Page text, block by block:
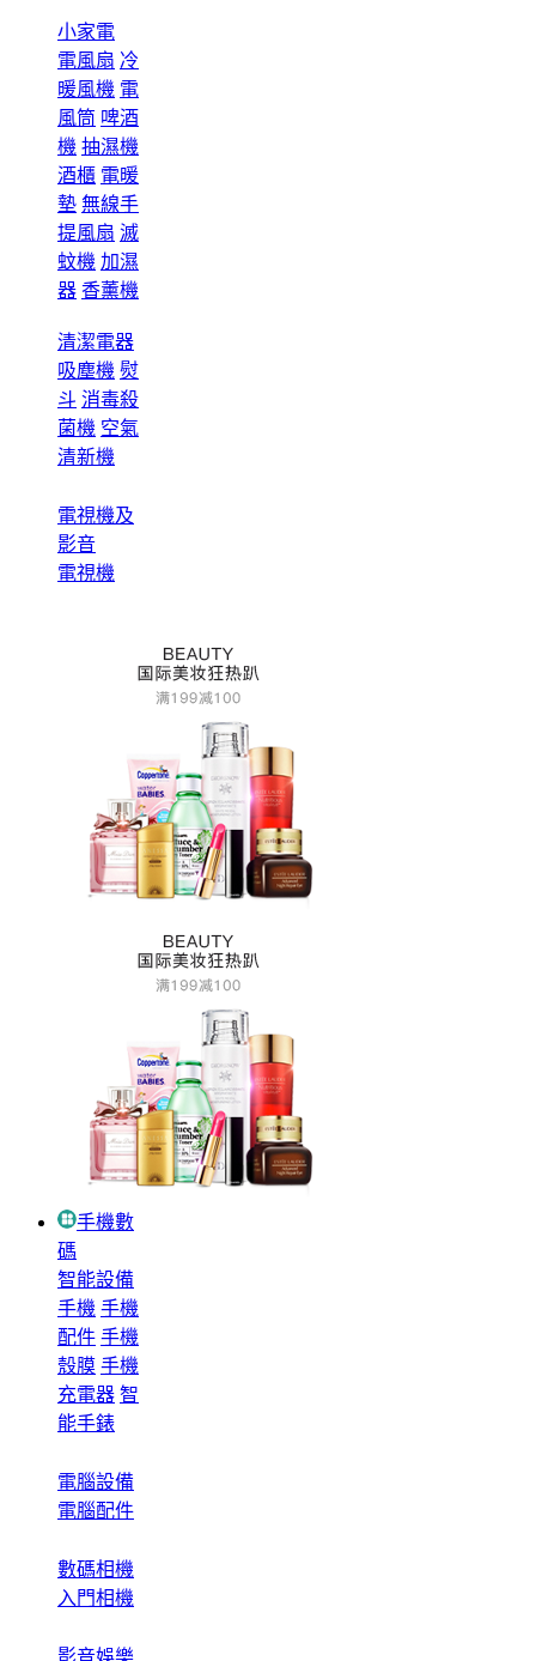
小家電
電風扇 冷
暖風機 電
風筒 啤酒
機 抽濕機
酒櫃 電暖
墊 無線手
提風扇 滅
蚊機 加濕
器 香薰機
清潔電器
吸塵機 熨
斗 消毒殺
菌機 空氣
清新機
電視機及
影音
電視機
手機數
碼
智能設備
手機 手機
配件 手機
殼膜 手機
充電器 智
能手錶
電腦設備
電腦配件
數碼相機
入門相機
影音娛樂